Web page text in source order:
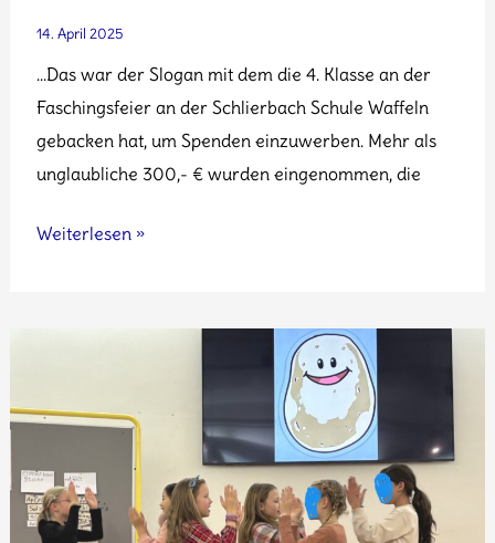
14. April 2025
…Das war der Slogan mit dem die 4. Klasse an der
Faschingsfeier an der Schlierbach Schule Waffeln
gebacken hat, um Spenden einzuwerben. Mehr als
unglaubliche 300,- € wurden eingenommen, die
Die
Weiterlesen »